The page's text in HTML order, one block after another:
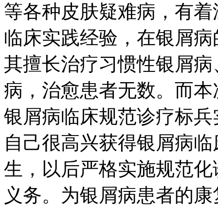
等各种皮肤疑难病，有
临床实践经验，在银屑
其擅长治疗习惯性银屑
病，治愈患者无数。而
银屑病临床规范诊疗标
自己很高兴获得银屑病
生，以后严格实施规范
义务。为银屑病患者的